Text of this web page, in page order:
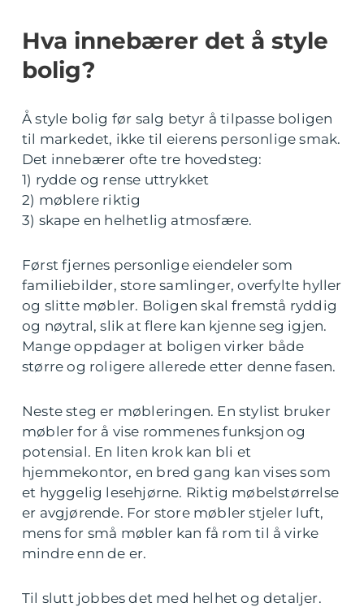
Hva innebærer det å style
bolig?
Å style bolig før salg betyr å tilpasse boligen
til markedet, ikke til eierens personlige smak.
Det innebærer ofte tre hovedsteg:
1) rydde og rense uttrykket
2) møblere riktig
3) skape en helhetlig atmosfære.
Først fjernes personlige eiendeler som
familiebilder, store samlinger, overfylte hyller
og slitte møbler. Boligen skal fremstå ryddig
og nøytral, slik at flere kan kjenne seg igjen.
Mange oppdager at boligen virker både
større og roligere allerede etter denne fasen.
Neste steg er møbleringen. En stylist bruker
møbler for å vise rommenes funksjon og
potensial. En liten krok kan bli et
hjemmekontor, en bred gang kan vises som
et hyggelig lesehjørne. Riktig møbelstørrelse
er avgjørende. For store møbler stjeler luft,
mens for små møbler kan få rom til å virke
mindre enn de er.
Til slutt jobbes det med helhet og detaljer.